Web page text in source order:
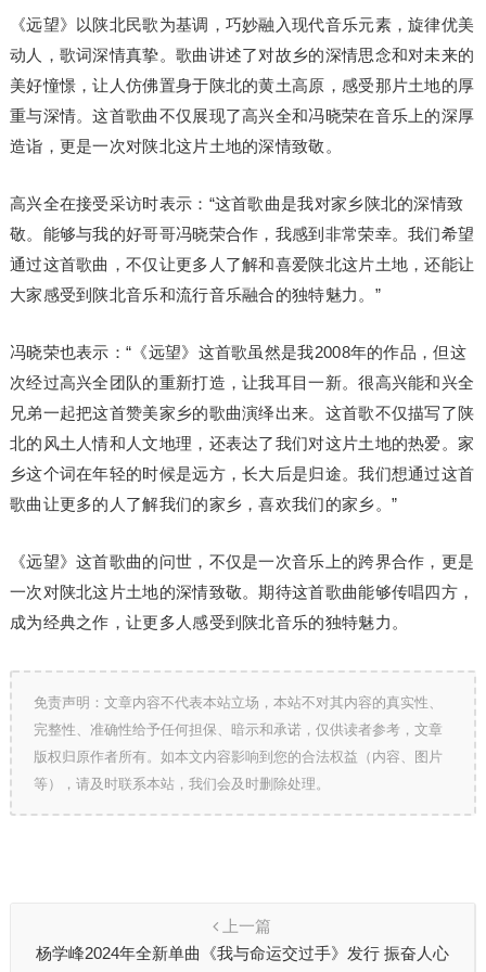
《远望》以陕北民歌为基调，巧妙融入现代音乐元素，旋律优美
动人，歌词深情真挚。歌曲讲述了对故乡的深情思念和对未来的
美好憧憬，让人仿佛置身于陕北的黄土高原，感受那片土地的厚
重与深情。这首歌曲不仅展现了高兴全和冯晓荣在音乐上的深厚
造诣，更是一次对陕北这片土地的深情致敬。
高兴全在接受采访时表示：“这首歌曲是我对家乡陕北的深情致
敬。能够与我的好哥哥冯晓荣合作，我感到非常荣幸。我们希望
通过这首歌曲，不仅让更多人了解和喜爱陕北这片土地，还能让
大家感受到陕北音乐和流行音乐融合的独特魅力。”
冯晓荣也表示：“《远望》这首歌虽然是我2008年的作品，但这
次经过高兴全团队的重新打造，让我耳目一新。很高兴能和兴全
兄弟一起把这首赞美家乡的歌曲演绎出来。这首歌不仅描写了陕
北的风土人情和人文地理，还表达了我们对这片土地的热爱。家
乡这个词在年轻的时候是远方，长大后是归途。我们想通过这首
歌曲让更多的人了解我们的家乡，喜欢我们的家乡。”
《远望》这首歌曲的问世，不仅是一次音乐上的跨界合作，更是
一次对陕北这片土地的深情致敬。期待这首歌曲能够传唱四方，
成为经典之作，让更多人感受到陕北音乐的独特魅力。
免责声明：文章内容不代表本站立场，本站不对其内容的真实性、
完整性、准确性给予任何担保、暗示和承诺，仅供读者参考，文章
版权归原作者所有。如本文内容影响到您的合法权益（内容、图片
等），请及时联系本站，我们会及时删除处理。
上一篇
杨学峰2024年全新单曲《我与命运交过手》发行 振奋人心